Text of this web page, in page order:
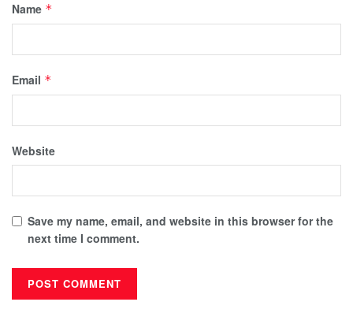
Name *
Email *
Website
Save my name, email, and website in this browser for the
next time I comment.